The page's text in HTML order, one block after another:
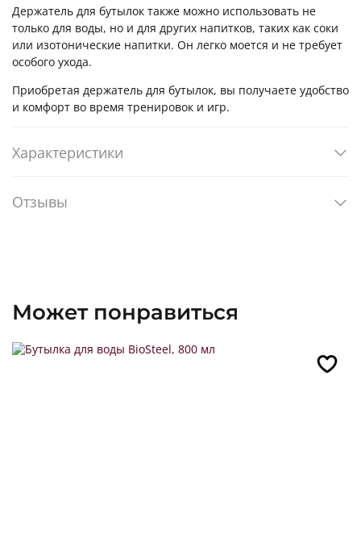
Держатель для бутылок также можно использовать не
только для воды, но и для других напитков, таких как соки
или изотонические напитки. Он легко моется и не требует
особого ухода.
Приобретая держатель для бутылок, вы получаете удобство
и комфорт во время тренировок и игр.
Характеристики
Отзывы
Может понравиться